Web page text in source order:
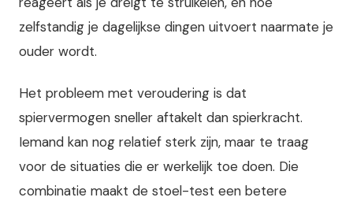
zelfstandig je dagelijkse dingen uitvoert naarmate je
ouder wordt.
Het probleem met veroudering is dat
spiervermogen sneller aftakelt dan spierkracht.
Iemand kan nog relatief sterk zijn, maar te traag
voor de situaties die er werkelijk toe doen. Die
combinatie maakt de stoel-test een betere